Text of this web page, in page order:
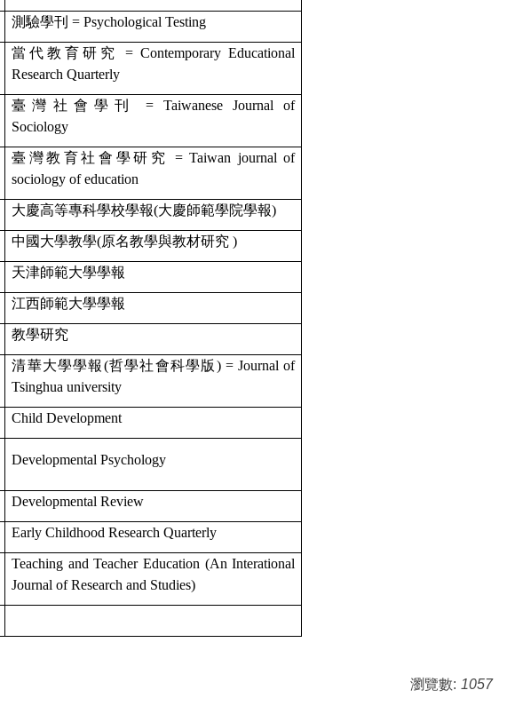
測驗學刊 = Psychological Testing
當代教育研究 = Contemporary Educational
Research Quarterly
臺灣社會學刊 = Taiwanese Journal of
Sociology
臺灣教育社會學研究 = Taiwan journal of
sociology of education
大慶高等專科學校學報(大慶師範學院學報)
中國大學教學(原名教學與教材研究 )
天津師範大學學報
江西師範大學學報
教學研究
清華大學學報(哲學社會科學版) = Journal of
Tsinghua university
Child Development
Developmental Psychology
Developmental Review
Early Childhood Research Quarterly
Teaching and Teacher Education (An Interational
Journal of Research and Studies)
瀏覽數: 1057